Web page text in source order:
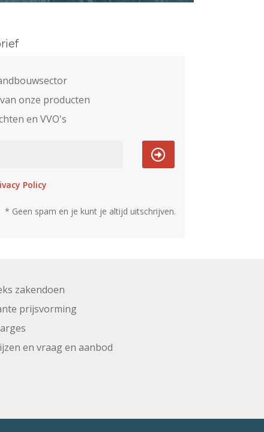
onze producten
en VVO's
Policy
* Geen spam en je kunt je altijd uitschrijven.
zakendoen
prijsvorming
en vraag en aanbod